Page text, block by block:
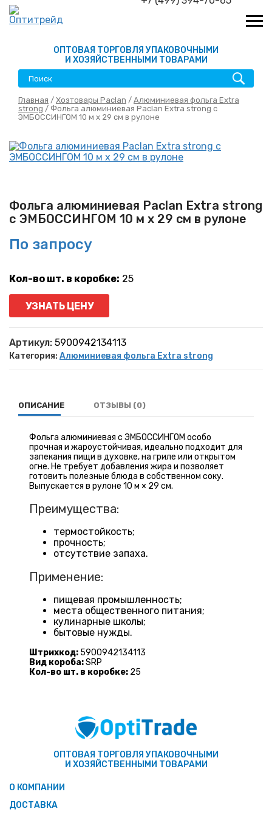
ОПТОВАЯ ТОРГОВЛЯ УПАКОВОЧНЫМИ
И ХОЗЯЙСТВЕННЫМИ ТОВАРАМИ
Главная / Хозтовары Paclan / Алюминиевая фольга Extra
strong / Фольга алюминиевая Paclan Extra strong с
ЭМБОССИНГОМ 10 м х 29 см в рулоне
Фольга алюминиевая Paclan Extra strong
с ЭМБОССИНГОМ 10 м х 29 см в рулоне
По запросу
Кол-во шт. в коробке: 25
УЗНАТЬ ЦЕНУ
Артикул: 5900942134113
Категория: Алюминиевая фольга Extra strong
ОПИСАНИЕ ОТЗЫВЫ (0)
Фольга алюминиевая с ЭМБОССИНГОМ особо
прочная и жароустойчивая, идеально подходит для
запекания пищи в духовке, на гриле или открытом
огне. Не требует добавления жира и позволяет
готовить полезные блюда в собственном соку.
Выпускается в рулоне 10 м × 29 см.
Преимущества:
термостойкость;
прочность;
отсутствие запаха.
Применение:
пищевая промышленность;
места общественного питания;
кулинарные школы;
бытовые нужды.
Штрихкод: 5900942134113
Вид короба:SRP
Кол-во шт. в коробке: 25
ОПТОВАЯ ТОРГОВЛЯ УПАКОВОЧНЫМИ
И ХОЗЯЙСТВЕННЫМИ ТОВАРАМИ
О КОМПАНИИ
ДОСТАВКА